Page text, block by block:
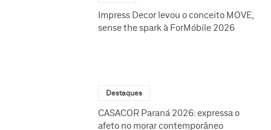
Impress Decor levou o conceito MOVE,
sense the spark à ForMóbile 2026
Destaques
CASACOR Paraná 2026: expressa o
afeto no morar contemporâneo